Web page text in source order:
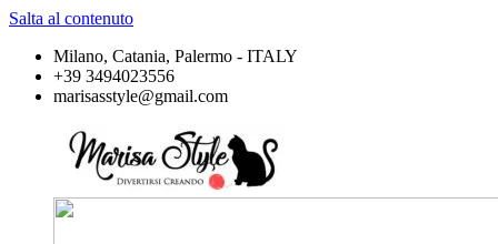
Salta al contenuto
Milano, Catania, Palermo - ITALY
+39 3494023556
marisasstyle@gmail.com